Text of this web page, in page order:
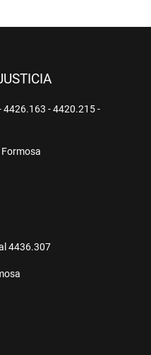
4426.163 - 4420.215 -
Formosa
4436.307